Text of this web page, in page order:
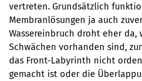
vertreten. Grundsätzlich
Membranlösungen ja auch
Wassereinbruch droht eher da,
Schwächen vorhanden sind,
das Front-Labyrinth nicht
gemacht ist oder die